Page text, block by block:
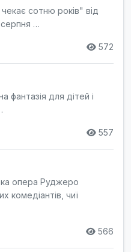
сотню років" від
…
572
фантазія для дітей і
557
опера Руджеро
комедіантів, чиї
566